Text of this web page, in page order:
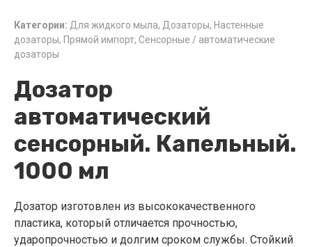
Категории: Для жидкого мыла, Дозаторы, Настенные
дозаторы, Прямой импорт, Сенсорные / автоматические
дозаторы
Дозатор
автоматический
сенсорный. Капельный.
1000 мл
Дозатор изготовлен из высококачественного
пластика, который отличается прочностью,
ударопрочностью и долгим сроком службы. Стойкий